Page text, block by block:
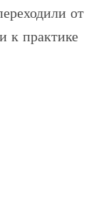
от
к практике